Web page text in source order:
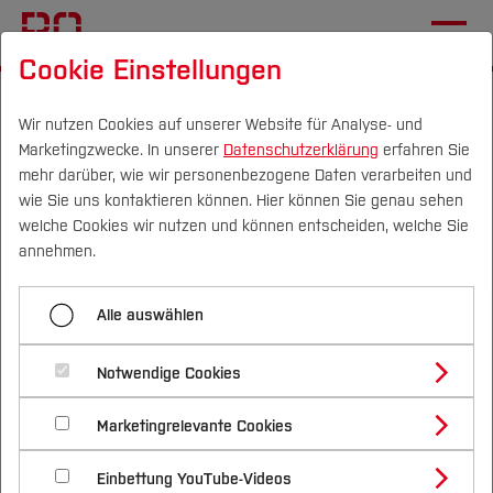
Campus Personen DE|EN Quicklinks
Studium
Studienangebote
Bachelorstudiengänge
Masterstudiengänge
Vor dem Studium
Bewerben & Einschreiben
Bewerbungsportal
Im Studium
Studienbüros und Prüfungen
Nach dem Studium
Forschung & Transfer
Profil
Forschungs- und Transferprofil
Schwerpunkte (FuT)
Beratung & Förderung
Nachhaltigkeit
Nachhaltigkeit studieren
International
Allgemeine Übersicht Samstag (28.11.2026)
Workshop 23
Menü aufklappen
Workshop 13
Workshop 15
Workshop 16
Workshop 23: Mentale Gesundheit
in der Physiotherapie. (K)ein
Tabuthema?
Cookie Einstellungen
Wir nutzen Cookies auf unserer Website für Analyse- und
Marketingzwecke. In unserer Datenschutzerklärung erfahren Sie
mehr darüber, wie wir personenbezogene Daten verarbeiten und
wie Sie uns kontaktieren können. Hier können Sie genau sehen
welche Cookies wir nutzen und können entscheiden, welche Sie
annehmen.
Alle auswählen
Notwendige Cookies
Marketingrelevante Cookies
Einbettung YouTube-Videos